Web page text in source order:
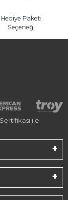
Hediye Paketi
Seçeneği
ile